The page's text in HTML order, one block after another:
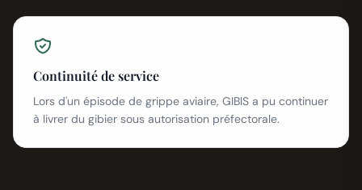
Continuité de service
Lors d'un épisode de grippe aviaire, GIBIS a pu continuer
à livrer du gibier sous autorisation préfectorale.